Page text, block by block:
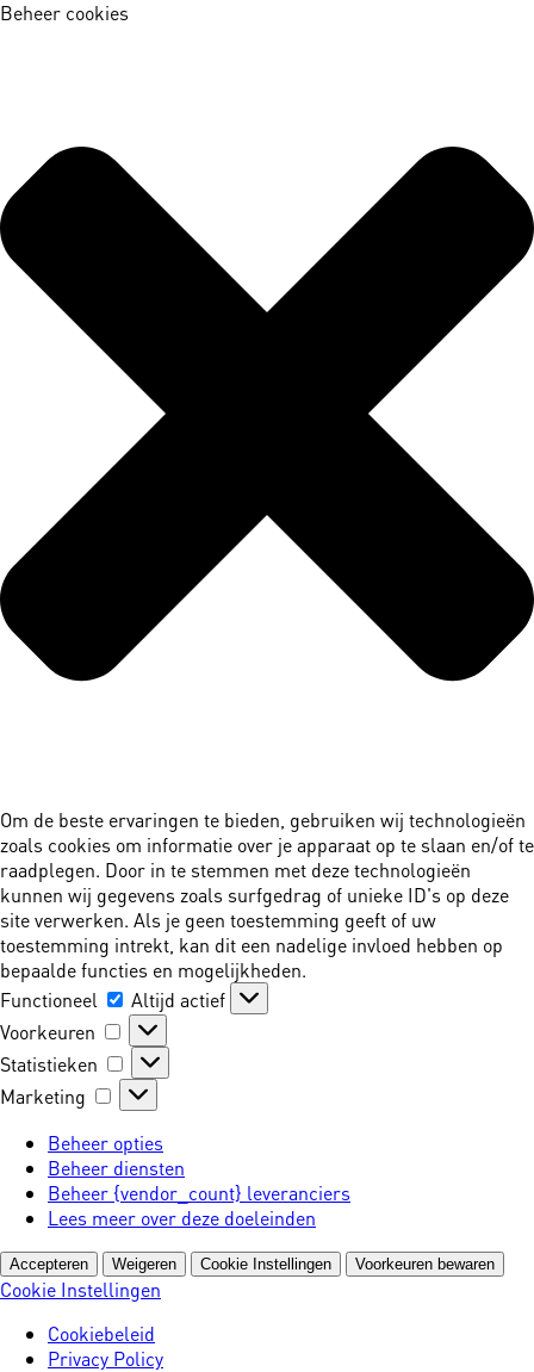
Beheer cookies
Om de beste ervaringen te bieden, gebruiken wij technologieën
zoals cookies om informatie over je apparaat op te slaan en/of te
raadplegen. Door in te stemmen met deze technologieën
kunnen wij gegevens zoals surfgedrag of unieke ID's op deze
site verwerken. Als je geen toestemming geeft of uw
toestemming intrekt, kan dit een nadelige invloed hebben op
bepaalde functies en mogelijkheden.
Functioneel
Functioneel
Altijd actief
Voorkeuren
Voorkeuren
Statistieken
Statistieken
Marketing
Marketing
Beheer opties
Beheer diensten
Beheer {vendor_count} leveranciers
Lees meer over deze doeleinden
Accepteren Weigeren Cookie Instellingen Voorkeuren bewaren
Cookie Instellingen
Cookiebeleid
Privacy Policy